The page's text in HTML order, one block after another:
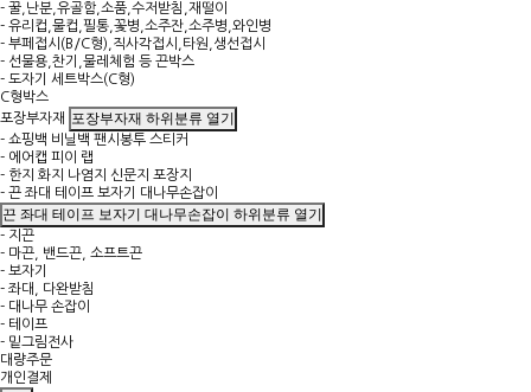
- 꿀,난분,유골함,소품,수저받침,재떨이
- 유리컵,물컵,필통,꽃병,소주잔,소주병,와인병
- 부페접시(B/C형),직사각접시,타원,생선접시
- 선물용,찬기,물레체험 등 끈박스
- 도자기 세트박스(C형)
C형박스
포장부자재
포장부자재 하위분류 열기
- 쇼핑백 비닐백 팬시봉투 스티커
- 에어캡 피이 랩
- 한지 화지 나염지 신문지 포장지
- 끈 좌대 테이프 보자기 대나무손잡이
끈 좌대 테이프 보자기 대나무손잡이 하위분류 열기
- 지끈
- 마끈, 밴드끈, 소프트끈
- 보자기
- 좌대, 다완받침
- 대나무 손잡이
- 테이프
- 밑그림전사
대량주문
개인결제